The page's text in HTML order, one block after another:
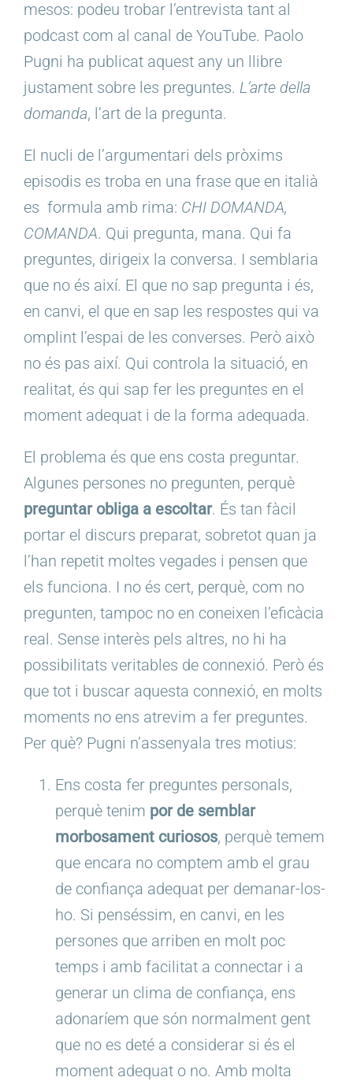
mesos: podeu trobar l’entrevista tant al
podcast com al canal de YouTube. Paolo
Pugni ha publicat aquest any un llibre
justament sobre les preguntes. L’arte della
domanda, l’art de la pregunta.
El nucli de l’argumentari dels pròxims
episodis es troba en una frase que en italià
es formula amb rima: CHI DOMANDA,
COMANDA. Qui pregunta, mana. Qui fa
preguntes, dirigeix la conversa. I semblaria
que no és així. El que no sap pregunta i és,
en canvi, el que en sap les respostes qui va
omplint l’espai de les converses. Però això
no és pas així. Qui controla la situació, en
realitat, és qui sap fer les preguntes en el
moment adequat i de la forma adequada.
El problema és que ens costa preguntar.
Algunes persones no pregunten, perquè
preguntar obliga a escoltar. És tan fàcil
portar el discurs preparat, sobretot quan ja
l’han repetit moltes vegades i pensen que
els funciona. I no és cert, perquè, com no
pregunten, tampoc no en coneixen l’eficàcia
real. Sense interès pels altres, no hi ha
possibilitats veritables de connexió. Però és
que tot i buscar aquesta connexió, en molts
moments no ens atrevim a fer preguntes.
Per què? Pugni n’assenyala tres motius:
Ens costa fer preguntes personals,
perquè tenim por de semblar
morbosament curiosos, perquè temem
que encara no comptem amb el grau
de confiança adequat per demanar-los-
ho. Si penséssim, en canvi, en les
persones que arriben en molt poc
temps i amb facilitat a connectar i a
generar un clima de confiança, ens
adonaríem que són normalment gent
que no es deté a considerar si és el
moment adequat o no. Amb molta